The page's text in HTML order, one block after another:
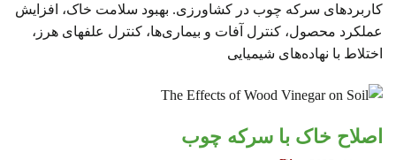
کاربردهای سرکه چوب در کشاورزی. بهبود سلامت خاک، افزایش
عملکرد محصول، کنترل آفات و بیماری‌ها، کنترل علف‍های هرز،
اختلاط با نهاده‌های شیمیایی
اصلاح خاک با سرکه چوب